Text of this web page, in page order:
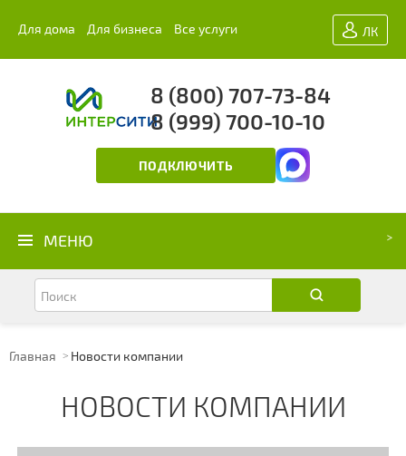
ЛК
Для дома Для бизнеса Все услуги
8 (800) 707-73-84
8 (999) 700-10-10
ПОДКЛЮЧИТЬ
МЕНЮ
Главная Новости компании
НОВОСТИ КОМПАНИИ